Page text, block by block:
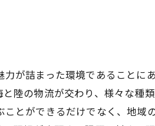
が詰まった環境であることに
陸の物流が交わり、様々な種
とができるだけでなく、地